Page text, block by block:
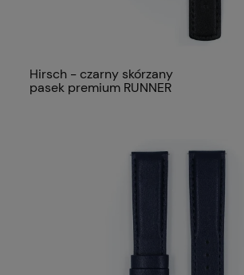
Hirsch - czarny skórzany
pasek premium RUNNER